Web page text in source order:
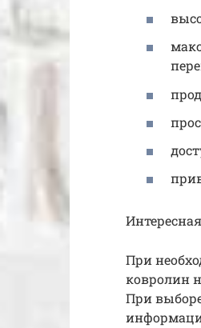
При
ковролин
При